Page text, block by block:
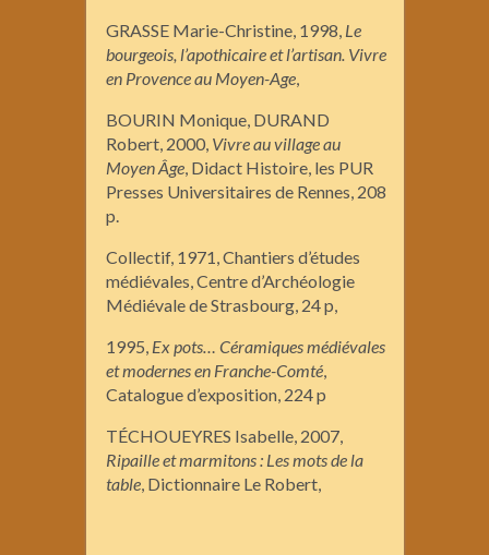
GRASSE Marie-Christine, 1998, Le
bourgeois, l’apothicaire et l’artisan. Vivre
en Provence au Moyen-Age
BOURIN Monique, DURAND
Robert, 2000, Vivre au village au
Moyen Âge , Didact Histoire, les PUR
Presses Universitaires de Rennes, 208
p.
Collectif, 1971, Chantiers d’études
médiévales, Centre d’Archéologie
Médiévale de Strasbourg, 24 p,
1995, Ex pots… Céramiques médiévales
et modernes en Franche-Comté
Catalogue d’exposition, 224 p
TÉCHOUEYRES Isabelle, 2007,
Ripaille et marmitons : Les mots de la
table , Dictionnaire Le Robert,